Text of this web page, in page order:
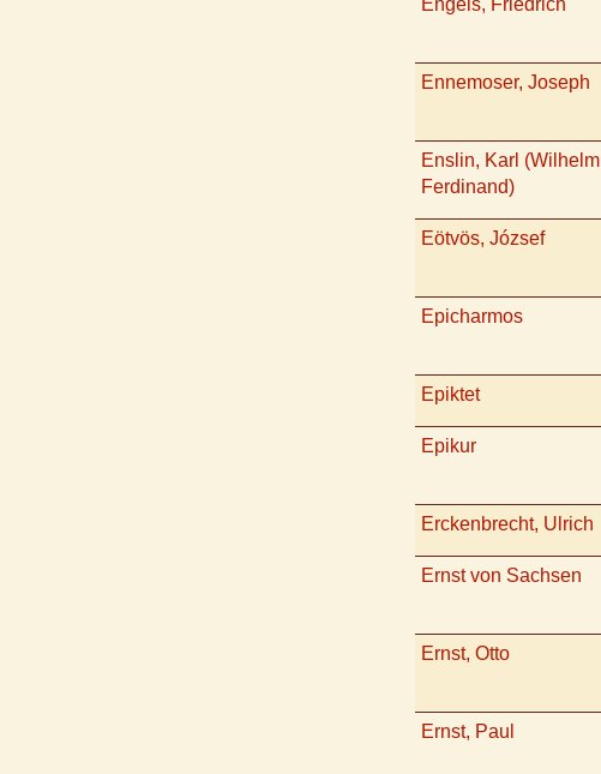
Engels, Friedrich
Ennemoser, Joseph
Enslin, Karl (Wilhelm
Ferdinand)
Eötvös, József
Epicharmos
Epiktet
Epikur
Erckenbrecht, Ulrich
Ernst von Sachsen
Ernst, Otto
Ernst, Paul